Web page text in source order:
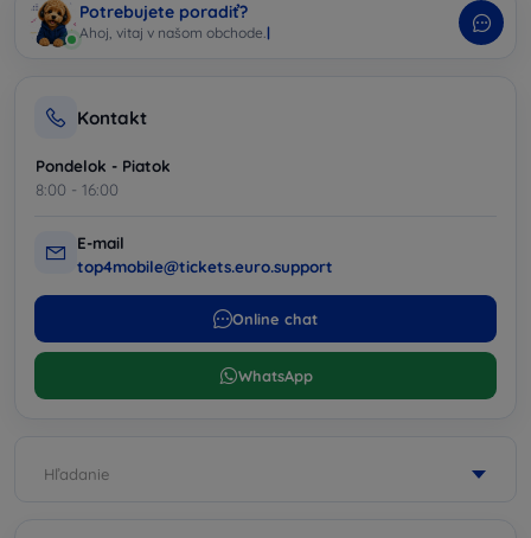
Potrebujete poradiť?
Ahoj, vitaj v našom obchode. |
Kontakt
Pondelok - Piatok
8:00 - 16:00
E-mail
top4mobile@tickets.euro.support
Online chat
WhatsApp
Hľadanie